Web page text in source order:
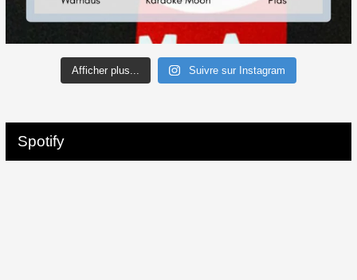
Afficher plus... Suivre sur Instagram
Spotify